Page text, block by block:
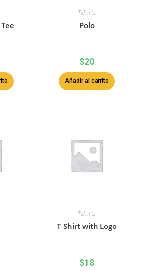
Tshirts
Polo
$20
Añadir al carrito
Tshirts
T-Shirt with Logo
$18